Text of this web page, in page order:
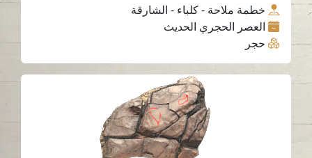
خطمة ملاحة - كلباء - الشارقة
العصر الحجري الحديث
حجر